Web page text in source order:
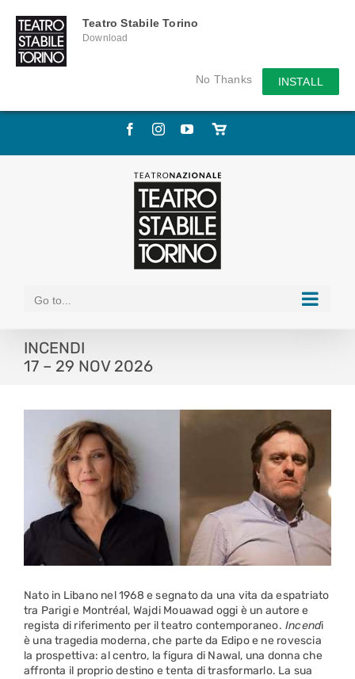
Teatro Stabile Torino
Download
No Thanks INSTALL
Skip
FacebookInstagramYouTube
Store
Go to...
INCENDI
17 – 29 NOV 2026
Nato in Libano nel 1968 e segnato da una vita da espatriato
tra Parigi e Montréal, Wajdi Mouawad oggi è un autore e
regista di riferimento per il teatro contemporaneo. Incendi
è una tragedia moderna, che parte da Edipo e ne rovescia
la prospettiva: al centro, la figura di Nawal, una donna che
affronta il proprio destino e tenta di trasformarlo. La sua